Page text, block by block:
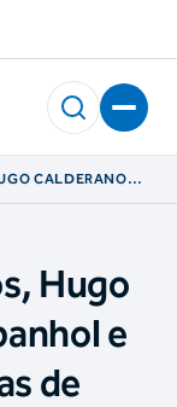
CALDERANO
Hugo
e
de